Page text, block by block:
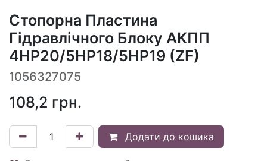
Стопорна Пластина
Гідравлічного Блоку АКПП
4HP20/5HP18/5HP19 (ZF)
1056327075
108,2 грн.
Додати до кошика